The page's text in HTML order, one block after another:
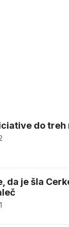
do treh
da je šla